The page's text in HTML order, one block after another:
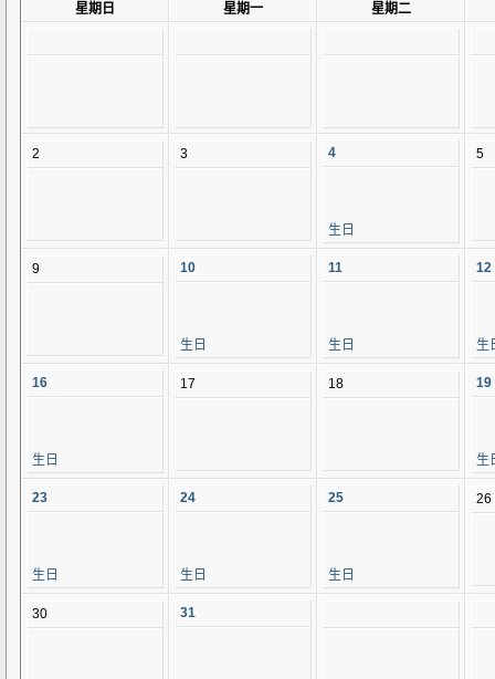
星期日 星期一 星期二
2 3 4
生日
5
9 10
生日
11
生日
12
生
16
生日
17 18 19
生
23
生日
24
生日
25
生日
26
30 31